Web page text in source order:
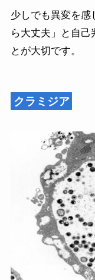
少しでも異変を感
ら大丈夫」と自
とが大切です。
クラミジア